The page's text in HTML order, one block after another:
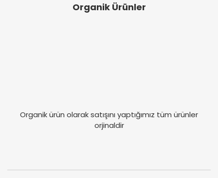
Organik Ürünler
Organik ürün olarak satışını yaptığımız tüm ürünler
orjinaldir